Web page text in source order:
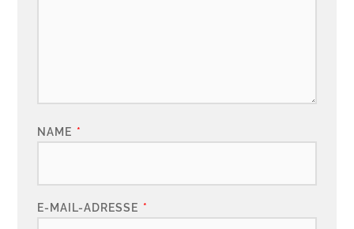
NAME *
E-MAIL-ADRESSE *